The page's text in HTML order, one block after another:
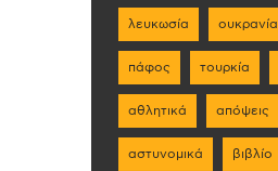
λευκωσία ουκρανία
πάφος τουρκία
αθλητικά απόψεις
αστυνομικά βιβλίο